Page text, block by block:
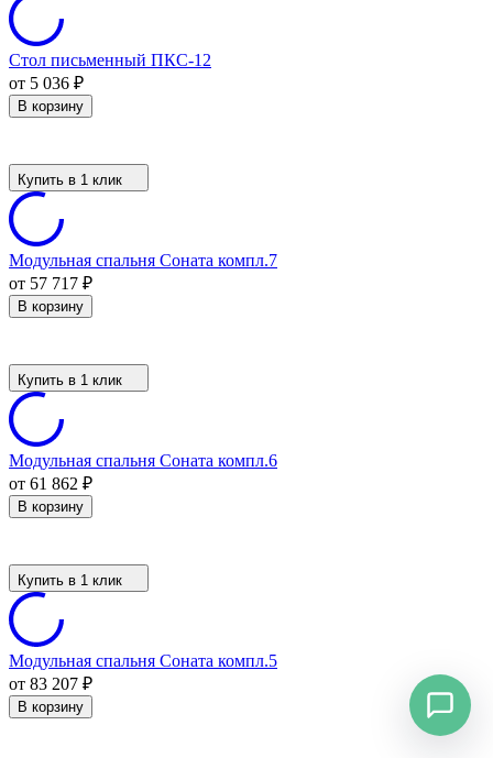
Стол письменный ПКС-12
от 5 036 ₽
В корзину
Купить в 1 клик
Модульная спальня Соната компл.7
от 57 717 ₽
В корзину
Купить в 1 клик
Модульная спальня Соната компл.6
от 61 862 ₽
В корзину
Купить в 1 клик
Модульная спальня Соната компл.5
от 83 207 ₽
В корзину